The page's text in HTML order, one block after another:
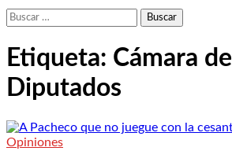
Buscar:
Etiqueta: Cámara de
Diputados
Opiniones